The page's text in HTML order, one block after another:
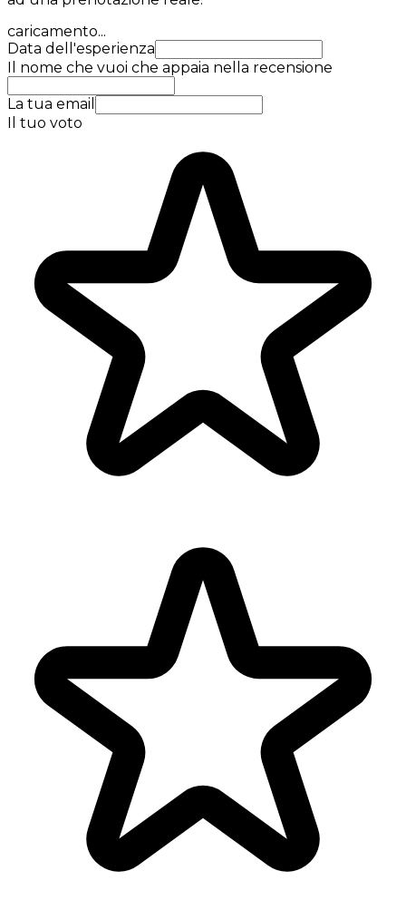
caricamento...
Data dell'esperienza
Il nome che vuoi che appaia nella recensione
La tua email
Il tuo voto